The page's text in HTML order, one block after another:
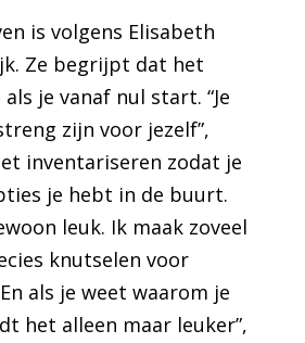
is volgens Elisabeth
Ze begrijpt dat het
je vanaf nul start. “Je
zijn voor jezelf”,
inventariseren zodat je
je hebt in de buurt.
leuk. Ik maak zoveel
knutselen voor
als je weet waarom je
het alleen maar leuker”,